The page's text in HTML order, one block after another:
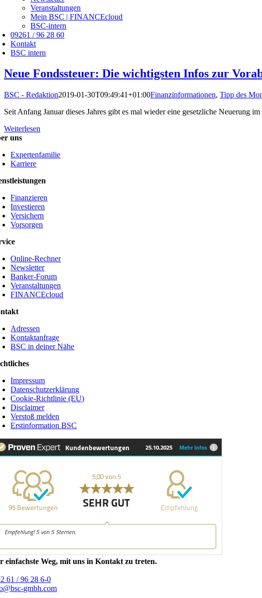
Veranstaltungen
Mein BSC | FINANCEcloud
BSC-intern
09261 / 96 28 60
Kontakt
BSC intern
Neue Fondssteuer: Die wichtigsten Infos zur
BSC - Redaktion2019-01-30T09:49:41+01:00Finanzinformationen, Tipp des
Seit Anfang Januar dieses Jahres gibt es mal wieder eine gesetzliche Neuerung
Weiterlesen
uns
Expertenfamilie
Karriere
Finanzieren
Investieren
Versichern
Vorsorgen
Online-Rechner
Newsletter
Banker-Forum
Veranstaltungen
FINANCEcloud
Adressen
Kontaktanfrage
BSC in deiner Nähe
Impressum
Datenschutzerklärung
Cookie-Richtlinie (EU)
Disclaimer
Verstoß melden
Erstinformation BSC
einfachste Weg, mit uns in Kontakt zu treten.
61 / 96 28 6-0
gmbh.com